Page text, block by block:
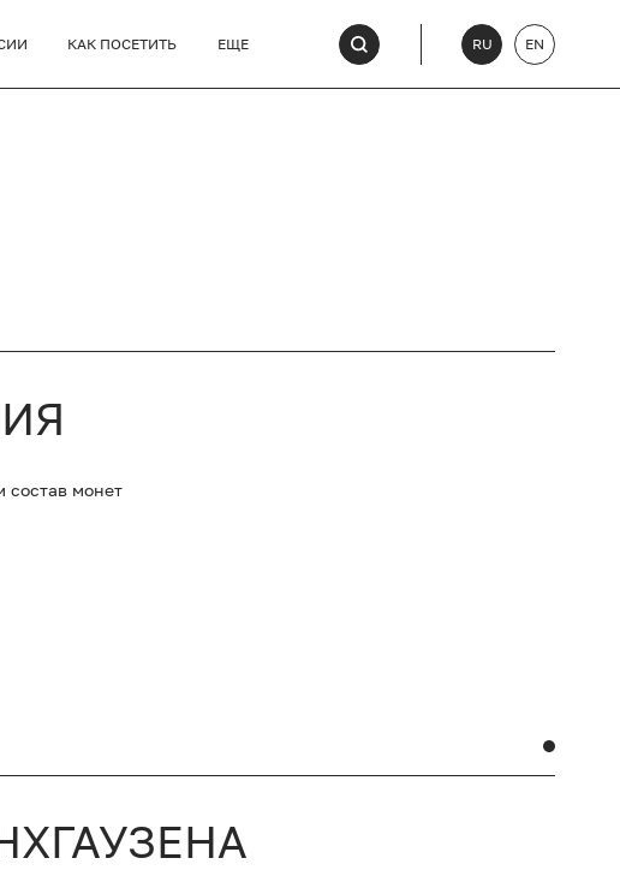
КАК ПОСЕТИТЬ ЕЩЕ RU EN
состав монет